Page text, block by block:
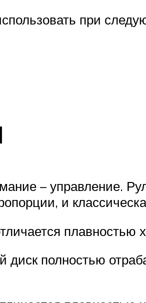
при
– управление.
и
плавностью
диск полностью